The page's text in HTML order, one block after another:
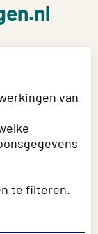
van
te filteren.